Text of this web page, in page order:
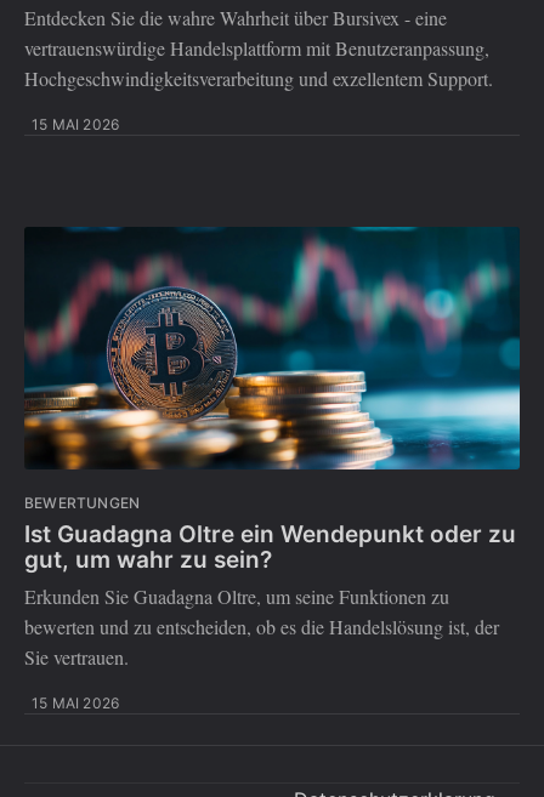
Entdecken Sie die wahre Wahrheit über Bursivex - eine
vertrauenswürdige Handelsplattform mit Benutzeranpassung,
Hochgeschwindigkeitsverarbeitung und exzellentem Support.
15 MAI 2026
BEWERTUNGEN
Ist Guadagna Oltre ein Wendepunkt oder zu
gut, um wahr zu sein?
Erkunden Sie Guadagna Oltre, um seine Funktionen zu
bewerten und zu entscheiden, ob es die Handelslösung ist, der
Sie vertrauen.
15 MAI 2026